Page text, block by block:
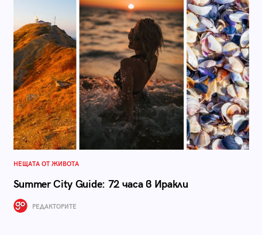
НЕЩАТА ОТ ЖИВОТА
Summer City Guide: 72 часа в Иракли
РЕДАКТОРИТЕ